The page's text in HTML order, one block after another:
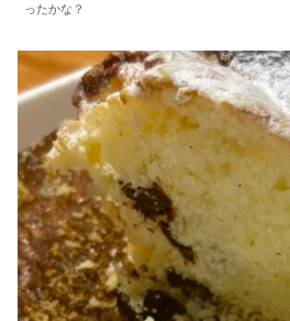
ったかな？